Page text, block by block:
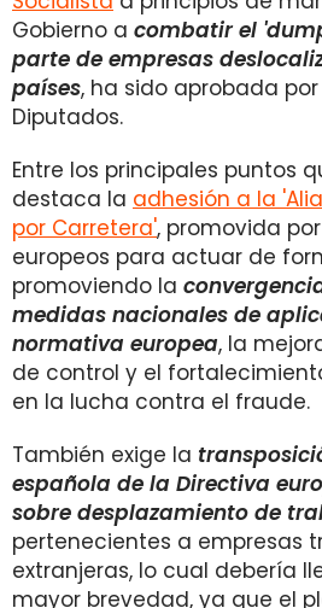
Gobierno a combatir el
parte de empresas
países, ha sido aprobada
Diputados.
Entre los principales puntos
destaca la adhesión a la
por Carretera', promovida
europeos para actuar de
promoviendo la
medidas nacionales de
normativa europea, la
de control y el
en la lucha contra el fraude.
También exige la
española de la Directiva
sobre desplazamiento de
pertenecientes a empresas
extranjeras, lo cual debería
mayor brevedad, ya que el